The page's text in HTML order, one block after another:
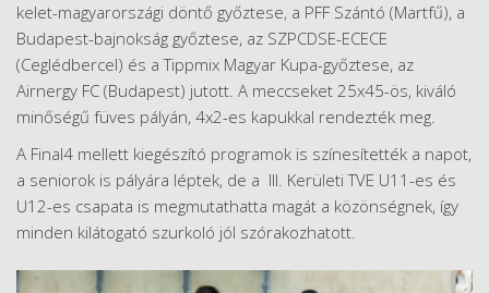
kelet-magyarországi döntő győztese, a PFF Szántó (Martfű), a
Budapest-bajnokság győztese, az SZPCDSE-ECECE
(Ceglédbercel) és a Tippmix Magyar Kupa-győztese, az
Airnergy FC (Budapest) jutott. A meccseket 25x45-ös, kiváló
minőségű füves pályán, 4x2-es kapukkal rendezték meg.
A Final4 mellett kiegészító programok is színesítették a napot,
a seniorok is pályára léptek, de a III. Kerületi TVE U11-es és
U12-es csapata is megmutathatta magát a közönségnek, így
minden kilátogató szurkoló jól szórakozhatott.